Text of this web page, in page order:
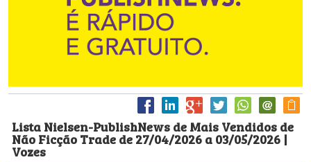
Lista Nielsen-PublishNews de Mais Vendidos de
Não Ficção Trade de 27/04/2026 a 03/05/2026 |
Vozes